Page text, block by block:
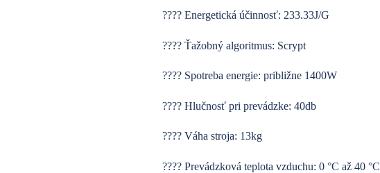
???? Energetická účinnosť: 233.33J/G
???? Ťažobný algoritmus: Scrypt
???? Spotreba energie: približne 1400W
???? Hlučnosť pri prevádzke: 40db
???? Váha stroja: 13kg
???? Prevádzková teplota vzduchu: 0 °C až 40 °C